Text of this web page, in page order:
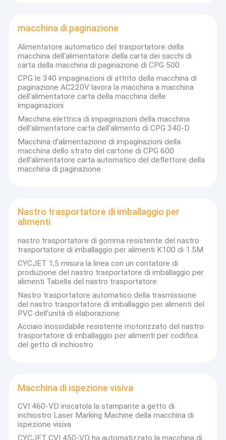
macchina di paginazione
Alimentatore automatico del trasportatore della
macchina dell'alimentatore della carta dei sacchi di
carta della macchina di paginazione di CPG 500
CPG le 340 impaginazioni di attrito della macchina di
paginazione AC220V lavora la macchina a macchina
dell'alimentatore carta della macchina delle
impaginazioni
Macchina elettrica di impaginazioni della macchina
dell'alimentatore carta dell'alimento di CPG 340-D
Macchina d'alimentazione di impaginazioni della
macchina dello strato del cartone di CPG 600
dell'alimentatore carta automatico del deflettore della
macchina di paginazione
Nastro trasportatore di imballaggio per
alimenti
nastro trasportatore di gomma resistente del nastro
trasportatore di imballaggio per alimenti K100 di 1.5M
CYCJET 1,5 misura la linea con un contatore di
produzione del nastro trasportatore di imballaggio per
alimenti Tabella del nastro trasportatore
Nastro trasportatore automatico della trasmissione
del nastro trasportatore di imballaggio per alimenti del
PVC dell'unità di elaborazione
Acciaio inossidabile resistente motorizzato del nastro
trasportatore di imballaggio per alimenti per codifica
del getto di inchiostro
Macchina di ispezione visiva
CVI 460-VD inscatola la stampante a getto di
inchiostro Laser Marking Machine della macchina di
ispezione visiva
CYCJET CVI 450-VD ha automatizzato la macchina di